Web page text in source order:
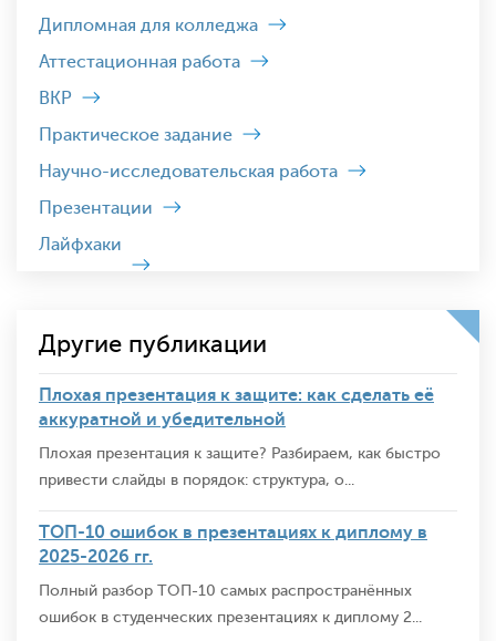
Дипломная для колледжа
Аттестационная работа
ВКР
Практическое задание
Научно-исследовательская работа
Презентации
Лайфхаки
Другие публикации
Плохая презентация к защите: как сделать её
аккуратной и убедительной
Плохая презентация к защите? Разбираем, как быстро
привести слайды в порядок: структура, о...
ТОП-10 ошибок в презентациях к диплому в
2025-2026 гг.
Полный разбор ТОП-10 самых распространённых
ошибок в студенческих презентациях к диплому 2...